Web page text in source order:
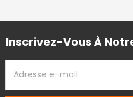
Inscrivez-Vous À
EMAIL